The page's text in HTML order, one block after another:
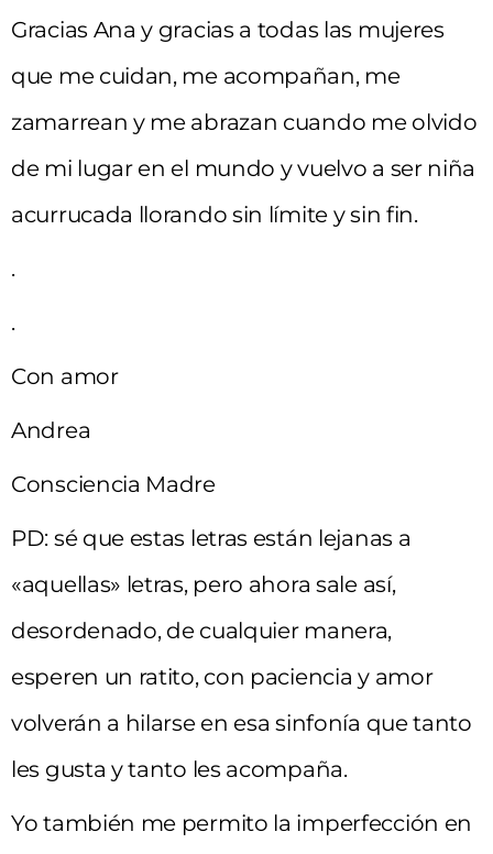
Gracias Ana y gracias a todas las mujeres
que me cuidan, me acompañan, me
zamarrean y me abrazan cuando me olvido
de mi lugar en el mundo y vuelvo a ser niña
acurrucada llorando sin límite y sin fin.
.
.
Con amor
Andrea
Consciencia Madre
PD: sé que estas letras están lejanas a
«aquellas» letras, pero ahora sale así,
desordenado, de cualquier manera,
esperen un ratito, con paciencia y amor
volverán a hilarse en esa sinfonía que tanto
les gusta y tanto les acompaña.
Yo también me permito la imperfección en